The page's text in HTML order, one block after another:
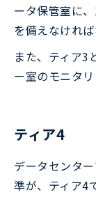
ータ保管室に
を備えなければ
また、ティア3
ー室のモニタ
ティア4
データセンタ
準が、ティア4